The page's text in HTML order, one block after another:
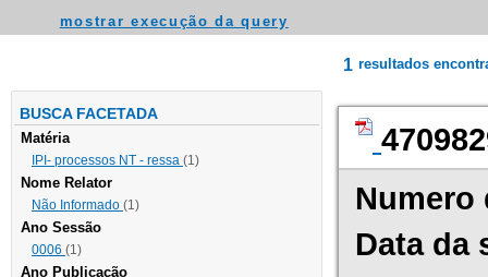
mostrar execução da query
BUSCA FACETADA
Matéria
IPI- processos NT - ressa (1)
Nome Relator
Não Informado (1)
Ano Sessão
0006 (1)
Ano Publicação
1 resultados
Numero
Data da